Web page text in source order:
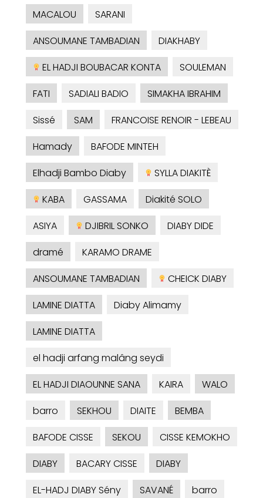
MACALOU
SARANI
ANSOUMANE TAMBADIAN
DIAKHABY
EL HADJI BOUBACAR KONTA
SOULEMAN
FATI
SADIALI BADIO
SIMAKHA IBRAHIM
Sissé
SAM
FRANCOISE RENOIR - LEBEAU
Hamady
BAFODE MINTEH
Elhadji Bambo Diaby
SYLLA DIAKITÈ
KABA
GASSAMA
Diakité SOLO
ASIYA
DJIBRIL SONKO
DIABY DIDE
dramé
KARAMO DRAME
ANSOUMANE TAMBADIAN
CHEICK DIABY
LAMINE DIATTA
Diaby Alimamy
LAMINE DIATTA
el hadji arfang malâng seydi
EL HADJI DIAOUNNE SANA
KAIRA
WALO
barro
SEKHOU DIAITE
BEMBA
BAFODE CISSE
SEKOU
CISSE KEMOKHO
DIABY
BACARY CISSE
DIABY
EL-HADJ DIABY Sény
SAVANÉ
barro